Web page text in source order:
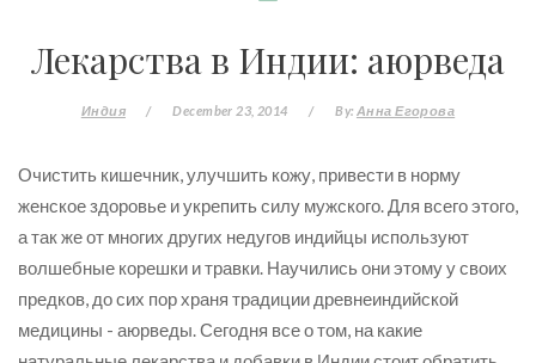
Лекарства в Индии: аюрведа
Индия / December 23, 2014 / By: Анна Егорова
Очистить кишечник, улучшить кожу, привести в норму
женское здоровье и укрепить силу мужского. Для всего этого,
а так же от многих других недугов индийцы используют
волшебные корешки и травки. Научились они этому у своих
предков, до сих пор храня традиции древнеиндийской
медицины - аюрведы. Сегодня все о том, на какие